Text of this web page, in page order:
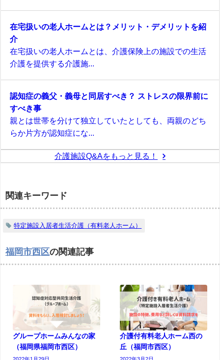
在宅扱いの老人ホームとは？メリット・デメリットを紹
介
在宅扱いの老人ホームとは、介護保険上の施設での生活
介護を提供する介護施...
認知症の義父・義母と同居すべき？ ストレスの限界前に
すべき事
親とは世帯を分けて独立していたとしても、両親のどち
らか片方が認知症にな...
介護施設Q&Aをもっと見る！
関連キーワード
特定施設入居者生活介護（有料老人ホーム）
福岡市西区の関連記事
グループホームみんなの家
（福岡県福岡市西区）
介護付有料老人ホーム西の
丘（福岡市西区）